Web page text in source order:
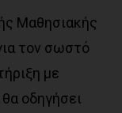
Μαθησιακής
τον σωστό
με
οδηγήσει